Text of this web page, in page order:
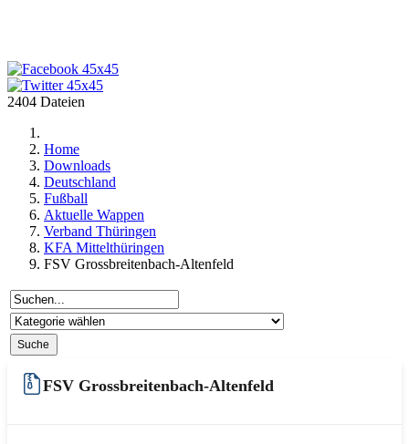
2404 Dateien
Home
Downloads
Deutschland
Fußball
Aktuelle Wappen
Verband Thüringen
KFA Mittelthüringen
FSV Grossbreitenbach-Altenfeld
FSV Grossbreitenbach-Altenfeld